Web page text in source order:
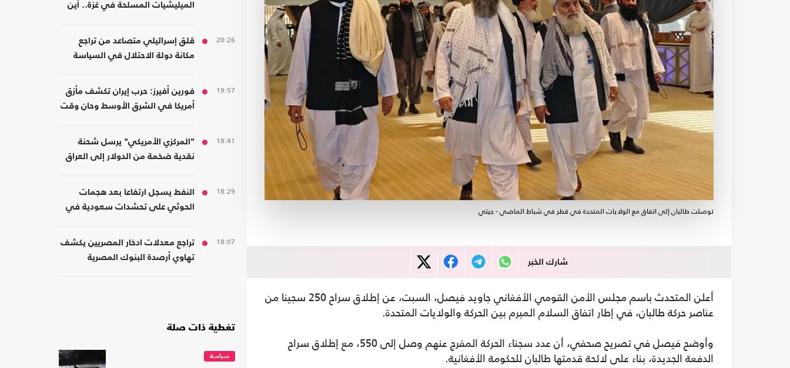
توصلت طالبان إلى اتفاق مع الولايات المتحدة في قطر في شباط الماضي - جيتي
شارك الخبر
أعلن المتحدث باسم مجلس الأمن القومي الأفغاني جاويد فيصل، السبت، عن إطلاق سراح 250 سجينا من
عناصر حركة طالبان، في إطار اتفاق السلام المبرم بين الحركة والولايات المتحدة.
وأوضح فيصل في تصريح صحفي، أن عدد سجناء الحركة المفرج عنهم وصل إلى 550، مع إطلاق سراح
الدفعة الجديدة، بناء على لائحة قدمتها طالبان للحكومة الأفغانية.
الميليشيات المسلحة في غزة.. أين
20:26
قلق إسرائيلي متصاعد من تراجع
مكانة دولة الاحتلال في السياسة
19:57
فورين أفيرز: حرب إيران تكشف مأزق
أمريكا في الشرق الأوسط وحان وقت
19:41
"المركزي الأمريكي" يرسل شحنة
نقدية ضخمة من الدولار إلى العراق
18:29
النفط يسجل ارتفاعا بعد هجمات
الحوثي على تحشدات سعودية في
18:07
تراجع معدلات ادخار المصريين يكشف
تهاوي أرصدة البنوك المصرية
تغطية ذات صلة
سياسة